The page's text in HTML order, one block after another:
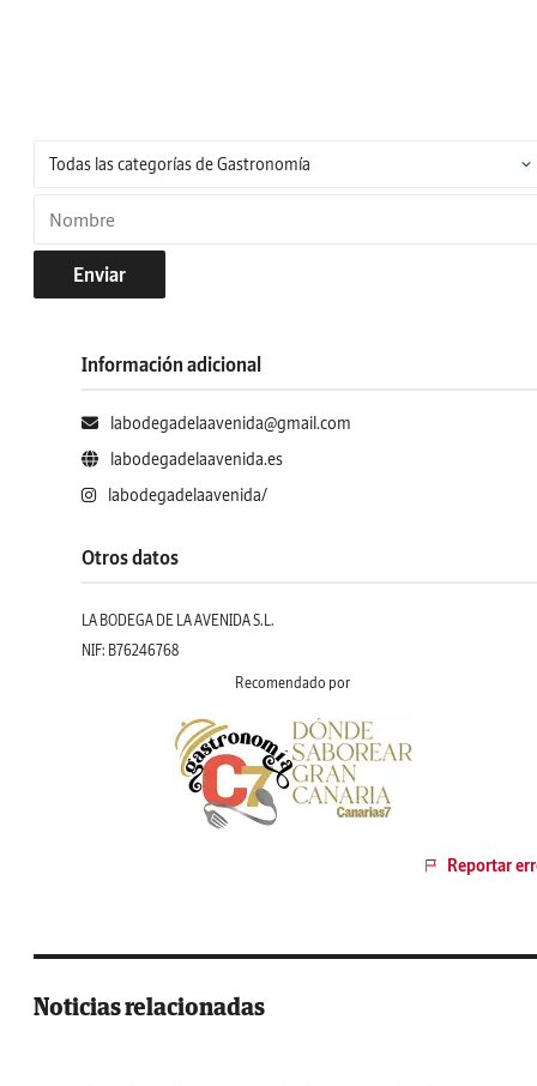
Enviar
Información adicional
labodegadelaavenida@gmail.com
labodegadelaavenida.es
labodegadelaavenida/
Otros datos
LA BODEGA DE LA AVENIDA S.L.
NIF: B76246768
Recomendado por
Reportar
Noticias relacionadas